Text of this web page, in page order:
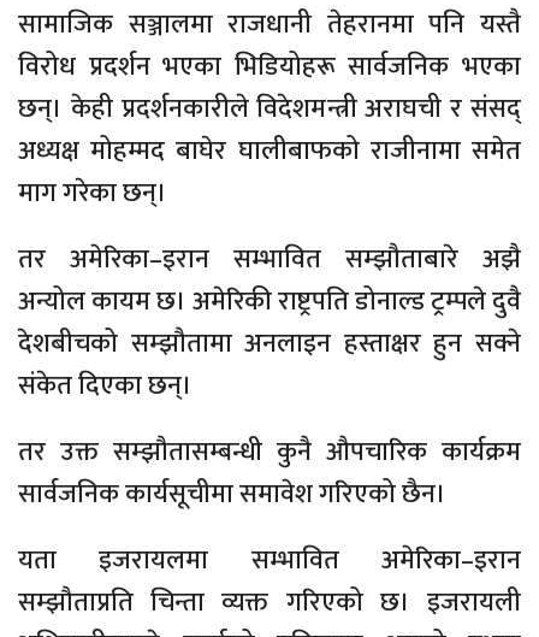
सामाजिक सञ्जालमा राजधानी तेहरानमा पनि यस्तै
विरोध प्रदर्शन भएका भिडियोहरू सार्वजनिक भएका
छन्। केही प्रदर्शनकारीले विदेशमन्त्री अराघची र संसद्
अध्यक्ष मोहम्मद बाघेर घालीबाफको राजीनामा समेत
माग गरेका छन्।
तर अमेरिका–इरान सम्भावित सम्झौताबारे अझै
अन्योल कायम छ। अमेरिकी राष्ट्रपति डोनाल्ड ट्रम्पले दुवै
देशबीचको सम्झौतामा अनलाइन हस्ताक्षर हुन सक्ने
संकेत दिएका छन्।
तर उक्त सम्झौतासम्बन्धी कुनै औपचारिक कार्यक्रम
सार्वजनिक कार्यसूचीमा समावेश गरिएको छैन।
यता इजरायलमा सम्भावित अमेरिका–इरान
सम्झौताप्रति चिन्ता व्यक्त गरिएको छ। इजरायली